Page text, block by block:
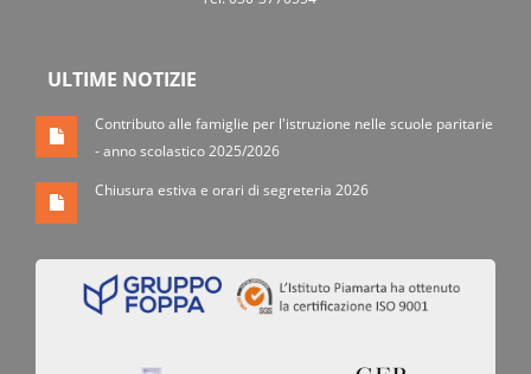
ULTIME NOTIZIE
Contributo alle famiglie per l'istruzione nelle scuole paritarie
- anno scolastico 2025/2026
Chiusura estiva e orari di segreteria 2026